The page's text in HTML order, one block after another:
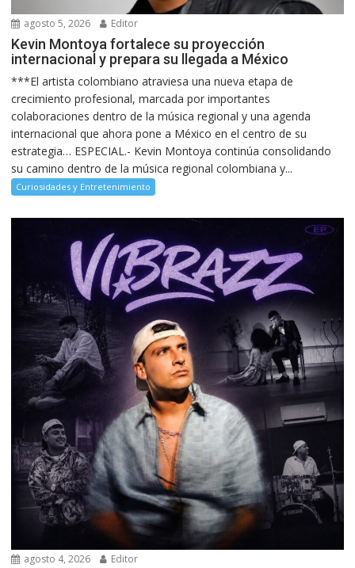
agosto 5, 2026 Editor
Kevin Montoya fortalece su proyección
internacional y prepara su llegada a México
***El artista colombiano atraviesa una nueva etapa de
crecimiento profesional, marcada por importantes
colaboraciones dentro de la música regional y una agenda
internacional que ahora pone a México en el centro de su
estrategia… ESPECIAL.- Kevin Montoya continúa consolidando
su camino dentro de la música regional colombiana y...
Curiosidades y Entretenimiento
agosto 4, 2026 Editor